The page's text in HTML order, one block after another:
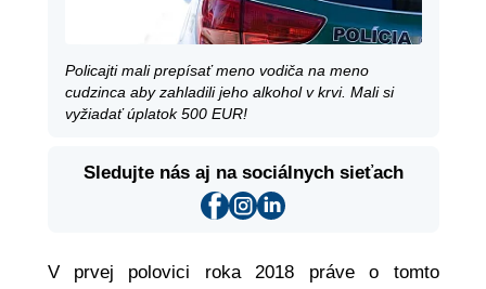
Policajti mali prepísať meno vodiča na meno
cudzinca aby zahladili jeho alkohol v krvi. Mali si
vyžiadať úplatok 500 EUR!
Sledujte nás aj na sociálnych sieťach
V prvej polovici roka 2018 práve o tomto